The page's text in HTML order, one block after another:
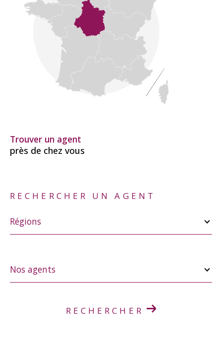
Trouver un agent
près de chez vous
RECHERCHER UN AGENT
une
Régions
Nos agents
RECHERCHER